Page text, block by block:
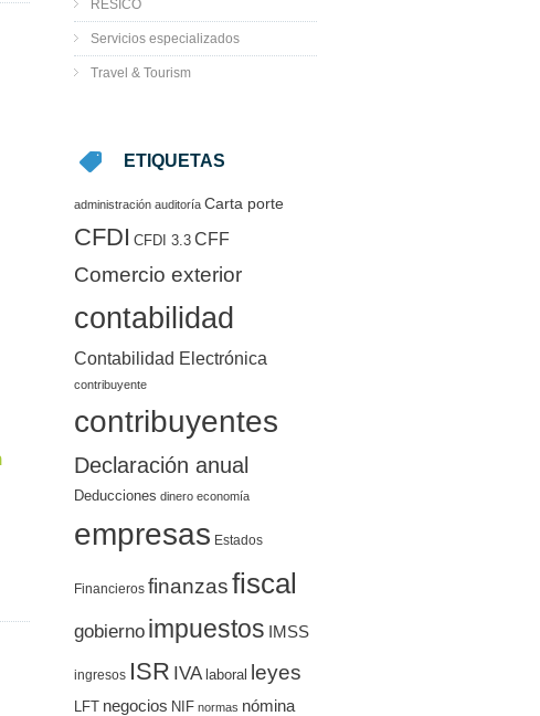
RESICO
Servicios especializados
Travel & Tourism
ETIQUETAS
administración auditoría Carta porte
CFDI CFDI 3.3 CFF
Comercio exterior
contabilidad
Contabilidad Electrónica
contribuyente
contribuyentes
Declaración anual
Deducciones dinero economía
empresas Estados
Financieros finanzasfiscal
gobierno impuestos IMSS
ingresos ISR IVA laboral leyes
LFT negocios NIF normas nómina